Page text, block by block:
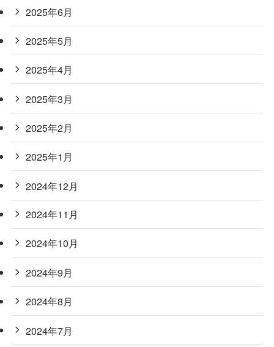
2025年6月
2025年5月
2025年4月
2025年3月
2025年2月
2025年1月
2024年12月
2024年11月
2024年10月
2024年9月
2024年8月
2024年7月